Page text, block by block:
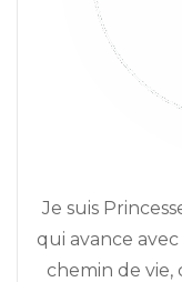
Je suis
qui avance
chemin de vie,